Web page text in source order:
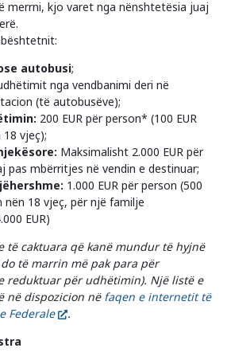
merrni, kjo varet nga nënshtetësia juaj
autobusi;
nga vendbanimi deri në
(të autobusëve);
200 EUR për person* (100 EUR
vjeç);
Maksimalisht 2.000 EUR për
pas mbërritjes në vendin e destinuar;
1.000 EUR për person (500
nën 18 vjeç, për një familje
EUR)
të caktuara që kanë mundur të hyjnë
të marrin më pak para për
reduktuar për udhëtimin). Një listë e
në dispozicion në faqen e internetit të
Federale
.